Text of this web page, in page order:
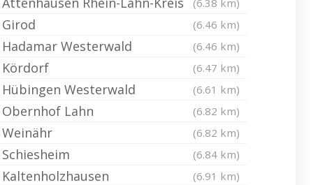
(6.38 km)
Girod (6.46 km)
Hadamar Westerwald (6.46 km)
Kördorf (6.47 km)
Hübingen Westerwald (6.61 km)
Obernhof Lahn (6.82 km)
Weinähr (6.82 km)
Schiesheim (6.84 km)
Kaltenholzhausen (6.91 km)